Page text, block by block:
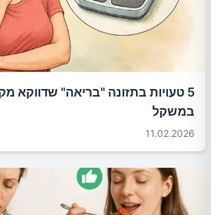
5 טעויות בתזונה "בריאה" שדווקא
במשקל
11.02.2026